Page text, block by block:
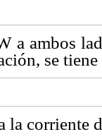
a ambos
se tiene
la corriente